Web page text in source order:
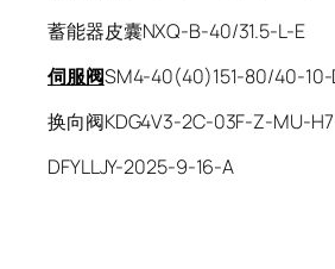
蓄能器皮囊NXQ-B-40/31.5-L-E
伺服阀SM4-40(40)151-80/40-
换向阀KDG4V3-2C-03F-Z-MU-
DFYLLJY-2025-9-16-A